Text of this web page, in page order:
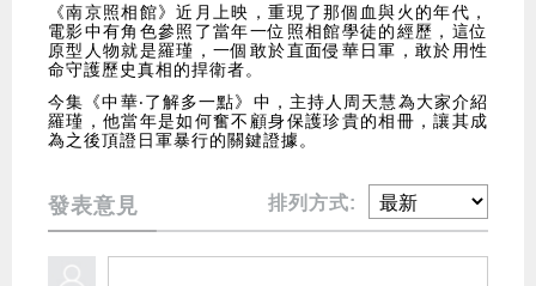
《南京照相館》近月上映，重現了那個血與火的年代，
電影中有角色參照了當年一位照相館學徒的經歷，這位
原型人物就是羅瑾，一個敢於直面侵華日軍，敢於用性
命守護歷史真相的捍衛者。
今集《中華‧了解多一點》中，主持人周天慧為大家介紹
羅瑾，他當年是如何奮不顧身保護珍貴的相冊，讓其成
為之後頂證日軍暴行的關鍵證據。
發表意見 排列方式: